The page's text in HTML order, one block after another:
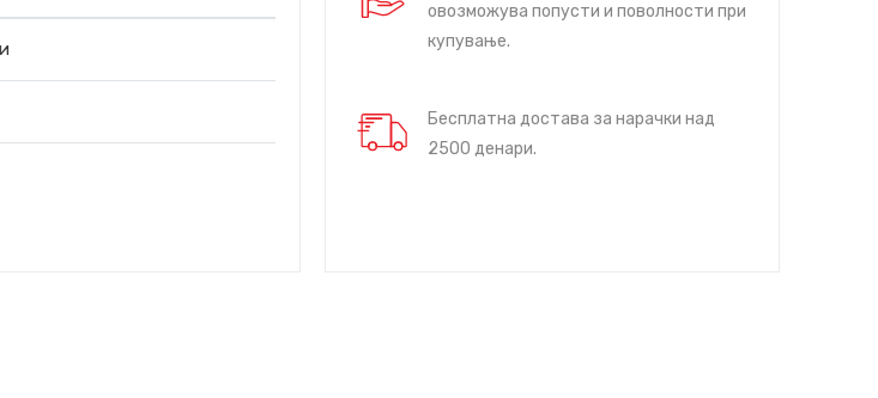
овозможува попусти и поволности при
купување.
Бесплатна достава за нарачки над
2500 денари.